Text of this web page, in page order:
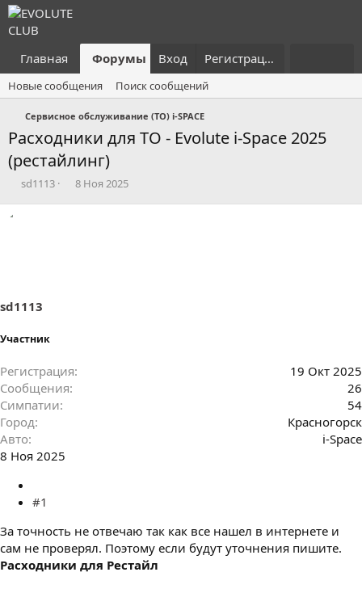
Главная Форумы Что нового?
Вход Регистрация
Новые сообщения Поиск сообщений
Сервисное обслуживание (ТО) i-SPACE
Расходники для ТО - Evolute i-Space 2025
(рестайлинг)
А
sd1113
Д
8 Ноя 2025
sd1113
Участник
Регистрация
19 Окт 2025
Сообщения
26
Симпатии
54
Город
Красногорск
Авто
i-Space
8 Ноя 2025
#1
За точность не отвечаю так как все нашел в интернете и
сам не проверял. Поэтому если будут уточнения пишите.
Расходники для Рестайл